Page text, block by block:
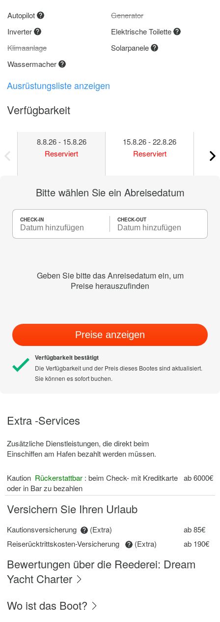
Autopilot
Generator
Inverter
Elektrische Toilette
Klimaanlage
Solarpanele
Wassermacher
Ausrüstungsliste anzeigen
Verfügbarkeit
8.8.26 - 15.8.26
Reserviert
15.8.26 - 22.8.26
Reserviert
Bitte wählen Sie ein Abreisedatum
CHECK-IN CHECK-OUT
Geben Sie bitte das Anreisedatum ein, um
Preise herauszufinden
Preise anzeigen
Verfügbarkeit bestätigt
Die Verfügbarkeit und der Preis dieses Bootes sind aktualisiert.
Sie können es sofort buchen.
Extra -Services
Zusätzliche Dienstleistungen, die direkt beim
Einschiffen am Hafen bezahlt werden müssen.
Kaution Rückerstattbar : beim Check- mit Kreditkarte
oder in Bar zu bezahlen
ab 6000€
Versichern Sie Ihren Urlaub
Kautionsversicherung (Extra)
ab 85€
Reiserücktrittskosten-Versicherung
(Extra) ab 190€
Bewertungen über die Reederei: Dream
Yacht Charter
Wo ist das Boot?